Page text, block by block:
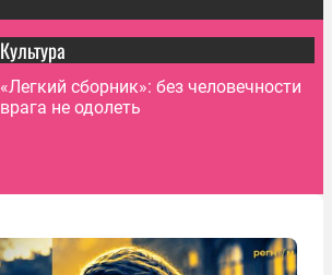
Культура
«Легкий сборник»: без человечности
врага не одолеть